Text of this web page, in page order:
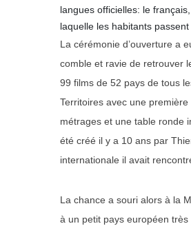
langues officielles: le
laquelle les habitants
La cérémonie d’ouverture a
comble et ravie de retrouver
99 films de 52 pays de tous
Territoires avec une
métrages et une table ronde
été créé il y a 10 ans par
internationale il avait
La chance a souri alors à la
à un petit pays européen très